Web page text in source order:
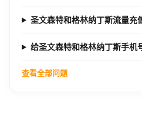
圣文森特和格林纳丁斯流量充
给圣文森特和格林纳丁斯手机
查看全部问题